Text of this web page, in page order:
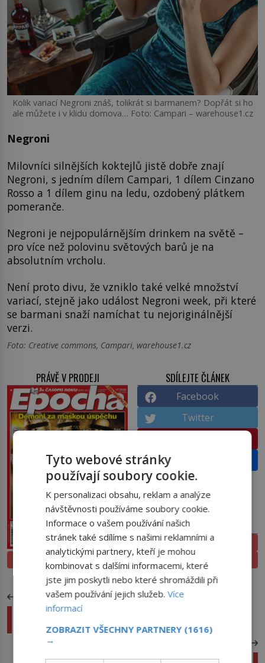
Kolik variací Negroni znáš, tolikrát si barmanem? Dopřát si ho
ale můžete i v klidu domova… Foto: Campari – warehouse1.cz
Negroni
Milovníci silnějších koktejlů jistě dobře znají
Negroni, s jedním dílem Campari, 1 dílem Cinzano
Rosso a 1 dílem ginu na ledu, ozdobený plátkem
pomeranče.
Negroni je nejpopulárnějším drinkem na světě –
pro více než polovinu světových barů je na
absolutním vrcholu.
Není proto divu, že vzniklo také velké množství
variací, stejně jako událost Negroni week, při které
se barmani snaží namíchat tu nejoriginálnější
verzi.
Foto: Creative commons, Campari, warehouse1.cz
PRÁVĚ V PRODEJI
PROLISTOVAT
SDÍLEJTE ČLÁNEK
Facebook
Twitter
PŘEDPLATNÉ
ELEKTRONICKÉ
PŘEDCHOZÍ ČLÁNEK
21. století JUNIOR časopis nejen pro zvídavé
děti, které chtějí vědět víc
České organizace čelily ve druhém čtvrtletí
Tyto webové stránky
používají soubory cookie.
K personalizaci obsahu, reklam a analýze
návštěvnosti používáme soubory cookie.
Informace o vašem používání našich
stránek také sdílíme s našimi reklamními a
analytickými partnery, kteří je mohou
kombinovat s dalšími informacemi, které
jste jim poskytli nebo které shromáždili při
vašem používání jejich služeb.Více
informací
ZOBRAZIT VŠECHNY PARTNERY (1616)
→